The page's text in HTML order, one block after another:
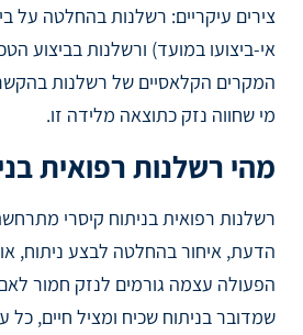
צירים עיקריים: רשלנות בהחלטה על
אי-ביצועו במועד) ורשלנות בביצוע
המקרים הקלאסיים של רשלנות
מי שחווה נזק כתוצאה מלידה זו.
מהי רשלנות רפואית
רשלנות רפואית בניתוח קיסרי
הדעת, איחור בהחלטה לבצע ניתוח,
הפעולה עצמה גורמים לנזק חמור
שמדובר בניתוח שכיח ומציל חיים, כל